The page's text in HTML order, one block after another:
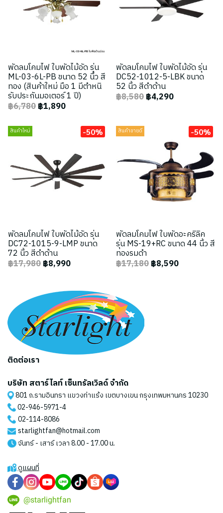
พัดลมโคมไฟ ใบพัดไม้อัด รุ่น
ML-03-6L-PB ขนาด 52 นิ้ว สี
ทอง (สินค้าใหม่ มือ 1 มีตำหนิ
รับประกันมอเตอร์ 1 ปี)
฿6,780฿1,890
พัดลมโคมไฟ ใบพัดไม้อัด รุ่น
DC52-1012-5-LBK ขนาด
52 นิ้ว สีดำด้าน
฿8,580฿4,290
สินค้าใหม่ -50%
พัดลมโคมไฟ ใบพัดไม้อัด รุ่น
DC72-1015-9-LMP ขนาด
72 นิ้ว สีดำด้าน
฿17,980฿8,990
สินค้าขายดี -50%
พัดลมโคมไฟ ใบพัดอะคริลิค
รุ่น MS-19+RC ขนาด 44 นิ้ว สี
ทองรมดำ
฿17,180฿8,590
ติดต่อเรา
บริษัท สตาร์ไลท์ เซ็นทรัลเวิลด์ จำกัด
801 ถ.รามอินทรา แขวงท่าแร้ง เขตบางเขน กรุงเทพมหานคร 10230
02-946-5971-4
02-114-8086
starlightfan@hotmail.com
จันทร์ - เสาร์ เวลา 8.00 - 17.00 น.
ดูแผนที่
@starlightfan